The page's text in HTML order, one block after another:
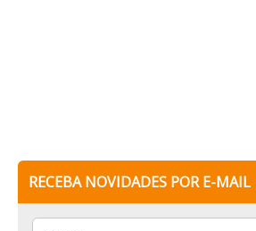
RECEBA NOVIDADES POR E-MAIL